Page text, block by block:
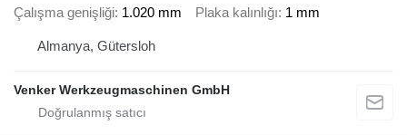
Çalışma genişliği 1.020 mm Plaka kalınlığı 1 mm
Almanya, Gütersloh
Venker Werkzeugmaschinen GmbH